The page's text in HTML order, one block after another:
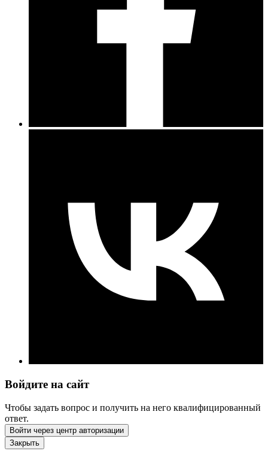
Войдите на сайт
Чтобы задать вопрос и получить на него квалифицированный
ответ.
Войти через центр авторизации
Закрыть